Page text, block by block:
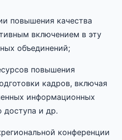
повышения качества
включением в эту
объединений;
повышения
кадров, включая
информационных
доступа и др.
конференции